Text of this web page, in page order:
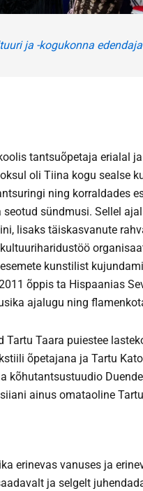
ja -kogukonna edendaja
tantsuõpetaja erialal
oli Tiina kogu sealse
ning korraldades
sündmusi. Sellel
lisaks täiskasvanute
kunstilist
õppis ta Hispaanias
ajalugu ning
Taara puiestee
õpetajana ja Tartu
kõhutantsustuudio
ainus omataoline
erinevas vanuses ja
ja selgelt